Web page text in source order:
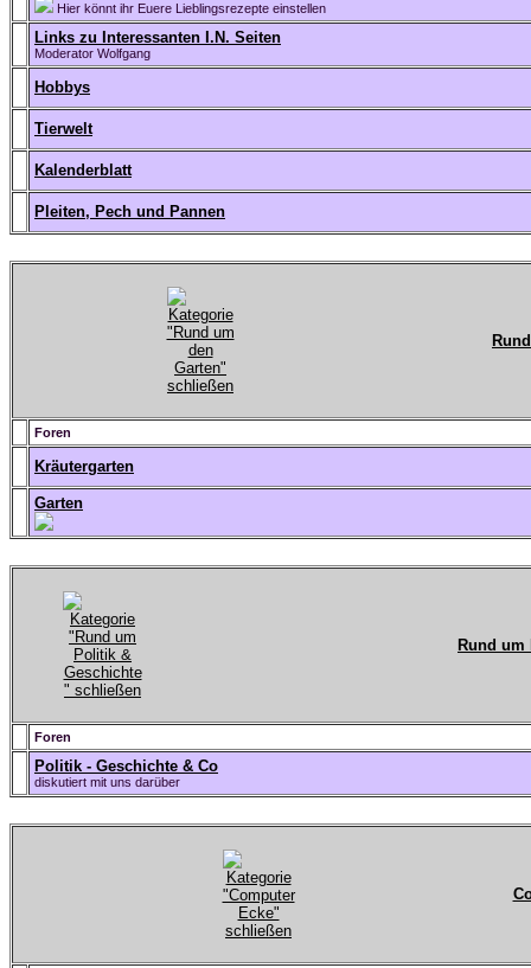
Hier könnt ihr Euere Lieblingsrezepte einstellen
Links zu Interessanten I.N. Seiten
Moderator Wolfgang
Hobbys
Tierwelt
Kalenderblatt
Pleiten, Pech und Pannen
Foren
Kräutergarten
Garten
Rund
Foren
Politik - Geschichte & Co
diskutiert mit uns darüber